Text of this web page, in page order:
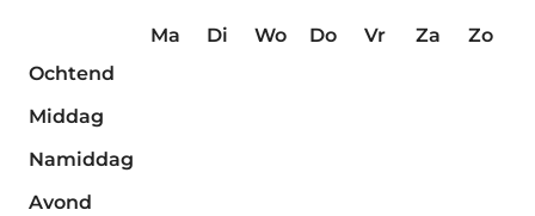
Ma Di Wo Do Vr Za
Zo
Ochtend
Middag
Namiddag
Avond